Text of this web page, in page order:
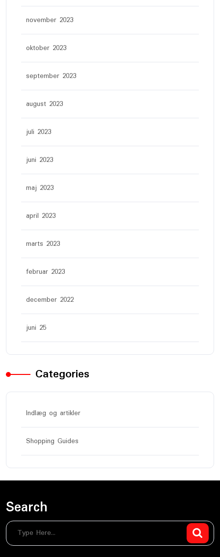
november 2023
oktober 2023
september 2023
august 2023
juli 2023
juni 2023
maj 2023
april 2023
marts 2023
februar 2023
december 2022
juni 25
Categories
Indlæg og artikler
Shopping Guides
Search